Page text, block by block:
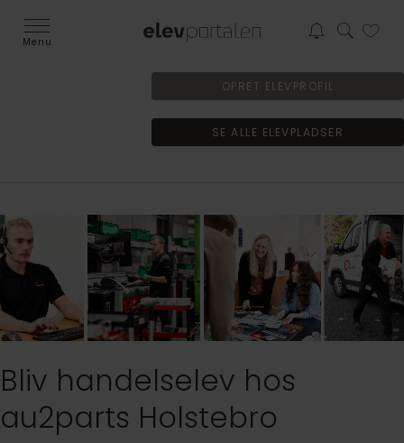
Menu
OPRET ELEVPROFIL
SE ALLE ELEVPLADSER
Bliv handelselev hos
au2parts Holstebro